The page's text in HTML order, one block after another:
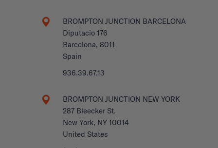
BROMPTON JUNCTION BARCELONA
Diputacio 176
Barcelona, 8011
Spain
936.39.67.13
BROMPTON JUNCTION NEW YORK
287 Bleecker St.
New York, NY 10014
United States